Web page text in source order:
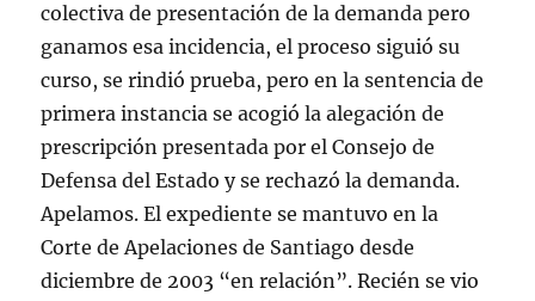
colectiva de presentación de la demanda pero
ganamos esa incidencia, el proceso siguió su
curso, se rindió prueba, pero en la sentencia de
primera instancia se acogió la alegación de
prescripción presentada por el Consejo de
Defensa del Estado y se rechazó la demanda.
Apelamos. El expediente se mantuvo en la
Corte de Apelaciones de Santiago desde
diciembre de 2003 “en relación”. Recién se vio